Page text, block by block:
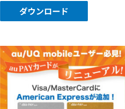
ダウンロード